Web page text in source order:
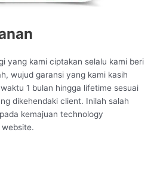
yang kami ciptakan selalu kami beri
wujud garansi yang kami kasih
1 bulan hingga lifetime sesuai
dikehendaki client. Inilah salah
kemajuan technology